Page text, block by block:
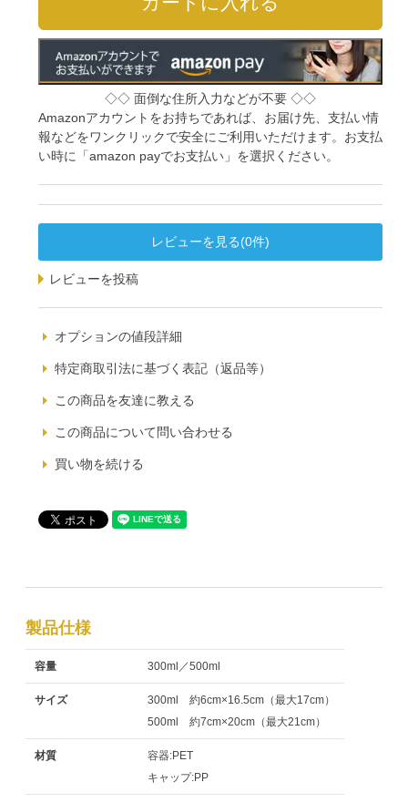
◇◇ 面倒な住所入力などが不要 ◇◇
Amazonアカウントをお持ちであれば、お届け先、支払い情
報などをワンクリックで安全にご利用いただけます。お支払
い時に「amazon payでお支払い」を選択ください。
レビューを見る(0件)
レビューを投稿
オプションの値段詳細
特定商取引法に基づく表記（返品等）
この商品を友達に教える
この商品について問い合わせる
買い物を続ける
製品仕様
容量 300ml／500ml
サイズ
300ml 約6cm×16.5cm（最大17cm）
500ml 約7cm×20cm（最大21cm）
材質
容器:PET
キャップ:PP